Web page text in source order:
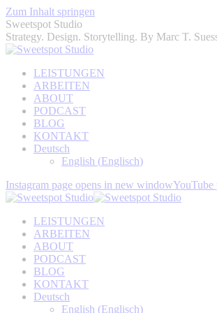
Zum Inhalt springen
Sweetspot Studio
Strategy. Design. Storytelling. By Marc T.
LEISTUNGEN
ARBEITEN
ABOUT
PODCAST
BLOG
KONTAKT
Deutsch
English (Englisch)
Instagram page opens in new windowYouTube
LEISTUNGEN
ARBEITEN
ABOUT
PODCAST
BLOG
KONTAKT
Deutsch
English (Englisch)